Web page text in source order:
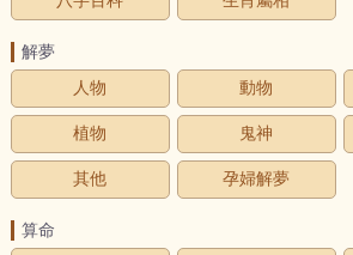
解夢
人物
動物
植物 鬼神
其他 孕婦解夢
算命